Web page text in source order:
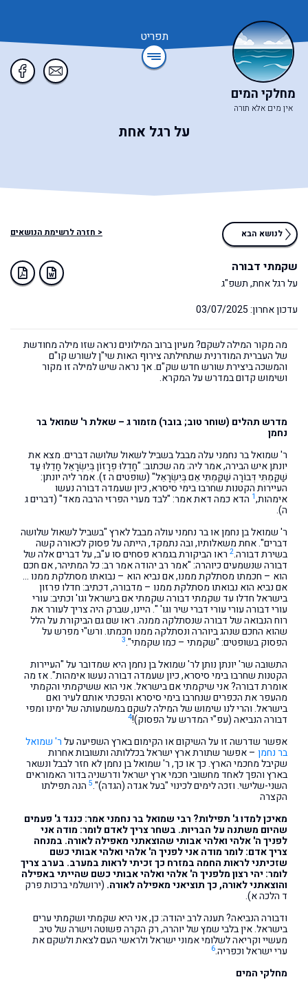
תפריט
מחלקי המים
אין מים אלא תורה
על רגל אחת
לנושא הבא < חזרה לרשימת הנושאים
שקמתי דבורה
על רגל אחת, תשפ"ג
עדכון אחרון: 03/07/2025
מה מקור המילה לשקם? מעיון ברוב המילונים נראה שזו מילה מחודשת
של העברית המודרנית שתחילתה צירוף האות שי"ן לשורש קו"ם
והמשכה ביצירת שורש חדש שק"ם. אך נראה שיש למילה זו מקור
ושימוש קדום במדרש על המקרא.
מדרש תהלים (שוחר טוב; בובר) מזמור ג – שאלת ר' שמואל בר
נחמן
ר' שמואל בר נחמני עלה מבבל בשביל לשאול שלושה דברים. מצא את
יונתן איש הבירה, אמר ליה: מה שכתוב: "חָדְלוּ פְרָזוֹן בְּיִשְׂרָאֵל חָדֵלּוּ עַד
שַׁקַּמְתִּי דְּבוֹרָה שַׁקַּמְתִּי אֵם בְּיִשְׂרָאֵל" (שופטים ה ז). אמר ליה יונתן:
העיירות הקטנות שחרבו בימי סיסרא, כיון שעמדה דבורה נעשו
אימהות,1 הדא כמה דאת אמר: "לבד מערי הפרזי הרבה מאד" (דברים ג
ה).
ר' שמואל בן נחמן או בר נחמני עולה מבבל לארץ "בשביל לשאול שלושה
דברים". אחת משאלותיו, ובה נתמקד, הייתה על פסוק לכאורה קשה
בשירת דבורה.2 ראו הביקורת בגמרא פסחים סו ע"ב, על דברים אלה של
דבורה שנשמעים כיוהרה: "אמר רב יהודה אמר רב: כל המתיהר, אם חכם
הוא – חכמתו מסתלקת ממנו, אם נביא הוא – נבואתו מסתלקת ממנו …
אם נביא הוא נבואתו מסתלקת ממנו – מדבורה, דכתיב: חדלו פרזון
בישראל חדלו עד שקמתי דבורה שקמתי אם בישראל וגו' וכתיב: עורי
עורי דבורה עורי עורי דברי שיר וגו' ". היינו, שברק היה צריך לעורר את
רוח הנבואה של דבורה שנסתלקה ממנה. ראו שם גם הביקורת על הלל
שהוא החכם שנהג ביוהרה ונסתלקה ממנו חכמתו. ורש"י מפרש על
הפסוק בשופטים: "שקמתי – כמו שקמתי".3
התשובה שר' יונתן נותן לר' שמואל בן נחמן היא שמדובר על "העיירות
הקטנות שחרבו בימי סיסרא, כיון שעמדה דבורה נעשו אימהות". אז מה
אומרת דבורה? אני שיקמתי אם בישראל. אני הוא ששיקמתי והקמתי
מהעפר את הכפרים שנחרבו בימי סיסרא והפכתי אותם לעיר ואם
בישראל. והרי לנו שימוש של המילה לשקם במשמעותה של ימינו ומפי
דבורה הנביאה (עפ"י המדרש על הפסוק)!4
אפשר שדרשה זו על השיקום או הקימום בארץ השפיעה עלר' שמואל
בר נחמן – אפשר שתורת ארץ ישראל בכללותה ותשובות אחרות
שקיבל מחכמי הארץ. כך או כך, ר' שמואל בן נחמן לא חזר לבבל ונשאר
בארץ והפך לאחד מחשובי חכמי ארץ ישראל ודרשניה בדור האמוראים
השני-שלישי. וזכה לימים לכינוי "בעל אגדה (הגדה)".5 הנה תפילתו
הקצרה
מאיכן למדו ג' תפילות? רבי שמואל בר נחמני אמר: כנגד ג' פעמים
שהיום משתנה על הבריות. בשחר צריך לאדם לומר: מודה אני
לפניך ה' אלהי ואלהי אבותי שהוצאתני מאפילה לאורה. במנחה
צריך אדם: לומר מודה אני לפניך ה' אלהי ואלהי אבותי כשם
שזכיתני לראות החמה במזרח כך זכיתי לראות במערב. בערב צריך
לומר: יהי רצון מלפניך ה' אלהי ואלהי אבותי כשם שהייתי באפילה
והוצאתני לאורה, כך תוציאני מאפילה לאורה. (ירושלמי ברכות פרק
ד הלכה א).
ודבורה הנביאה? תענה לרב יהודה: כן, אני היא שקמתי ושקמתי ערים
בישראל. אין בלבי שמץ של יוהרה, רק הקרה פשוטה וישרה של טיב
מעשיי וקריאה לשלומי אמוני ישראל ולראשי העם לצאת ולשקם את
ערי ישראל וכפריה.6
מחלקי המים